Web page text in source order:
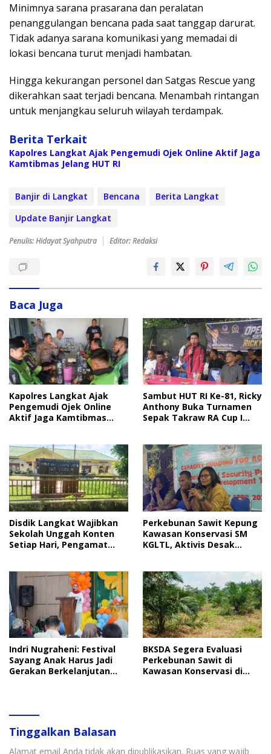
Minimnya sarana prasarana dan peralatan
penanggulangan bencana pada saat tanggap darurat.
Tidak adanya sarana komunikasi yang memadai di
lokasi bencana turut menjadi hambatan.
Hingga kekurangan personel dan Satgas Rescue yang
dikerahkan saat terjadi bencana. Menambah rintangan
untuk menjangkau seluruh wilayah terdampak.
Berita Terkait
Kapolres Langkat Ajak Pengemudi Ojek Online Aktif Jaga
Kamtibmas Jelang HUT RI
Banjir di Langkat Bencana
Berita Langkat
Update Banjir Langkat
Penulis: Hidayat Syahputra Editor: Redaksi
Baca Juga
Kapolres Langkat Ajak
Pengemudi Ojek Online
Aktif Jaga Kamtibmas
Sambut HUT RI Ke-81, Ricky
Anthony Buka Turnamen
Sepak Takraw RA Cup I
Disdik Langkat Wajibkan
Sekolah Unggah Konten
Setiap Hari, Pengamat
Perkebunan Sawit Kepung
Kawasan Konservasi SM
KGLTL, Aktivis Desak
Indri Nugraheni: Festival
Sayang Anak Harus Jadi
Gerakan Berkelanjutan
BKSDA Segera Evaluasi
Perkebunan Sawit di
Kawasan Konservasi di
Tinggalkan Balasan
Alamat email Anda tidak akan dipublikasikan. Ruas yang wajib